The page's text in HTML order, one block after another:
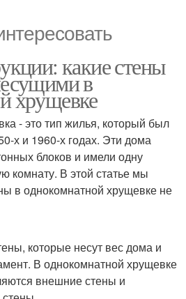
какие стены
в
хрущевке
- это тип жилья, который был
х и 1960-х годах. Эти дома
блоков и имели одну
комнату. В этой статье мы
в однокомнатной хрущевке не
которые несут вес дома и
В однокомнатной хрущевке
внешние стены и